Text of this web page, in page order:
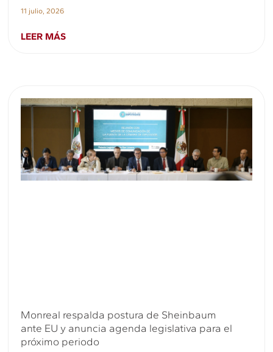
11 julio, 2026
LEER MÁS
Monreal respalda postura de Sheinbaum
ante EU y anuncia agenda legislativa para el
próximo periodo